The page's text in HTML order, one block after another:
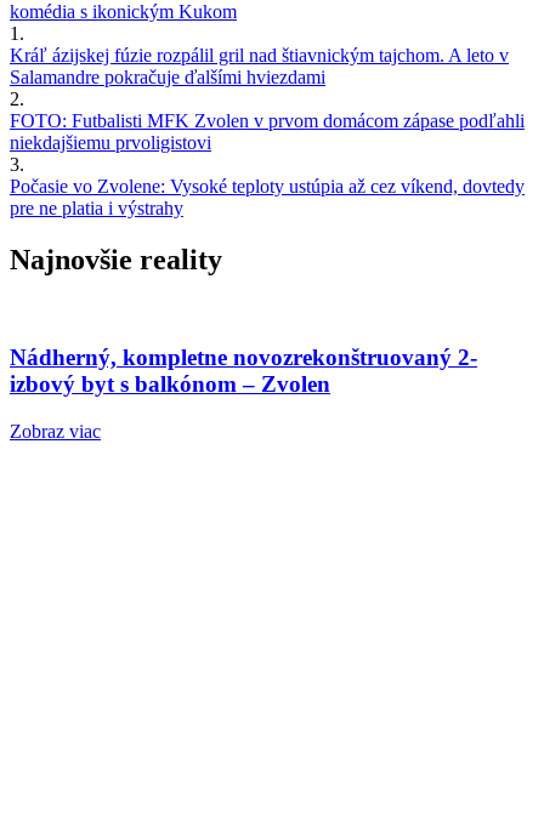
komédia s ikonickým Kukom
1.
Kráľ ázijskej fúzie rozpálil gril nad štiavnickým tajchom. A leto v
Salamandre pokračuje ďalšími hviezdami
2.
FOTO: Futbalisti MFK Zvolen v prvom domácom zápase podľahli
niekdajšiemu prvoligistovi
3.
Počasie vo Zvolene: Vysoké teploty ustúpia až cez víkend, dovtedy
pre ne platia i výstrahy
Najnovšie reality
Nádherný, kompletne novozrekonštruovaný 2-
izbový byt s balkónom – Zvolen
Zobraz viac